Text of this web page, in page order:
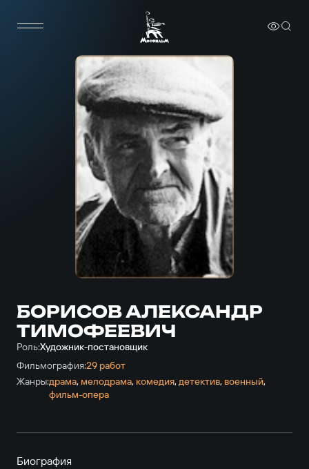
БОРИСОВ АЛЕКСАНДР
ТИМОФЕЕВИЧ
Роль:Художник-постановщик
Фильмография:29 работ
Жанры:драма, мелодрама, комедия,детектив, военный,
фильм-опера
Биография